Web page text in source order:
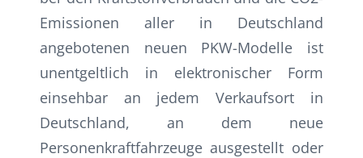
Emissionen aller in Deutschland
angebotenen neuen PKW-Modelle ist
unentgeltlich in elektronischer Form
einsehbar an jedem Verkaufsort in
Deutschland, an dem neue
Personenkraftfahrzeuge ausgestellt oder